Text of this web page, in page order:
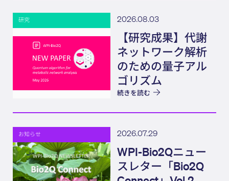
研究 2026.08.03
【研究成果】代謝
ネットワーク解析
のための量子アル
ゴリズム
続きを読む
お知らせ 2026.07.29
WPI-Bio2Qニュー
スレター「Bio2Q